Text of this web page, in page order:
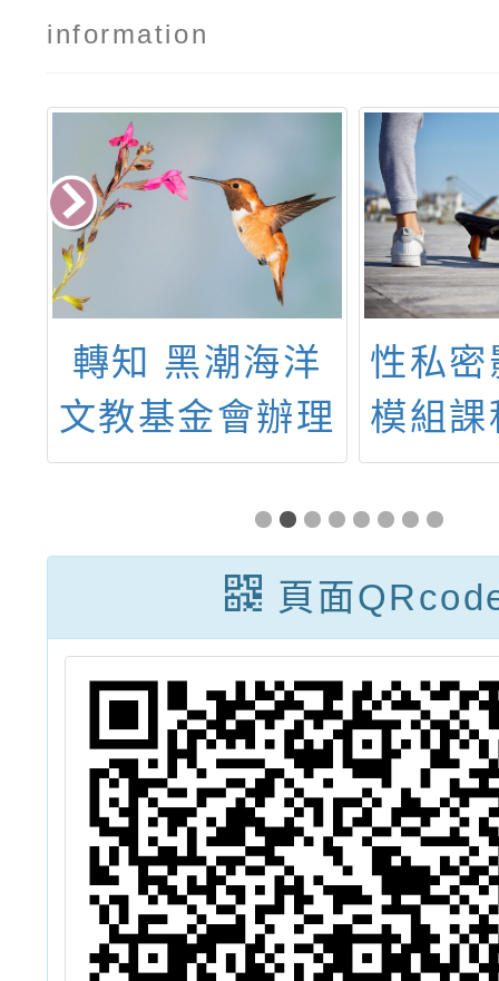
information
轉知 黑潮海洋
文教基金會辦理
之「2025第十
三屆吳鄭秀玉女
士黑潮獎助金」
徵件辦法
性私
模組
職教
頁面